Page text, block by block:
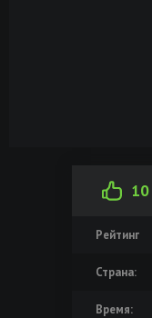
10
Рейтинг
Страна:
Время: